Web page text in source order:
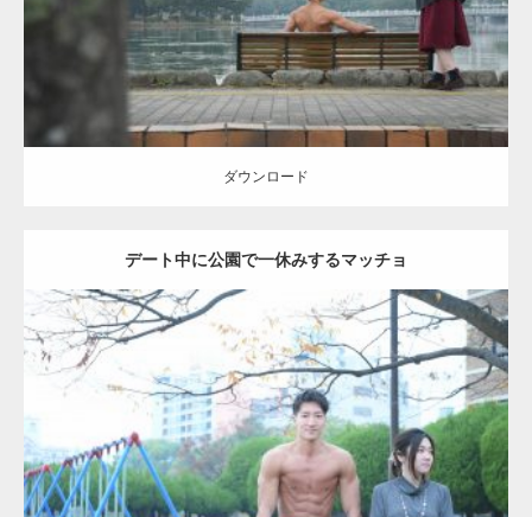
ダウンロード
ダウンロード
デート中に公園で一休みするマッチョ
Update:2021.07.6
Category:公園のマッチョ その他 AKIHITO(細マッチョ) 腹筋
ダウンロード